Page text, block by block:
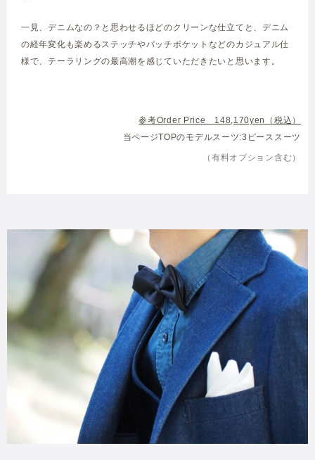
一見、デニムなの？と思わせるほどのクリーンな仕立てと、デニム
の経年変化も楽めるステッチやパッチポケットなどのカジュアル仕
様で、テーラリングの最高潮を感じていただきたいと思います。
参考Order Price 148,170yen（税込）
当ページTOPのモデルスーツ:3ピーススーツ
（有料オプション含む）